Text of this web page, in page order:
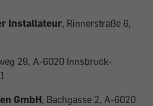
Installateur, Rinnerstraße 6,
29, A-6020 Innsbruck-
GmbH, Bachgasse 2, A-6020